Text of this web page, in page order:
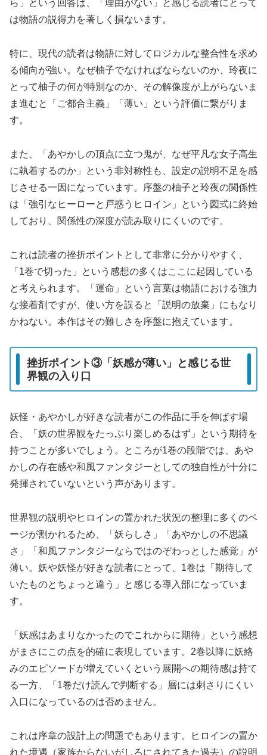
ら」という回答は、「理由がない」と感じる読者にとって
は物語の説得力を著しく損ないます。
特に、現代の読者は物語に対してロジカルな整合性を求め
る傾向が強い。なぜ柚子でなければならないのか、玲夜に
とって柚子の何が特別なのか、その解像度が上がらないま
ま進むと「ご都合主義」「薄い」という評価に繋がりま
す。
また、「あやかしの頂点に立つ鬼が、なぜ平凡な女子高生
に執着するのか」という非対称性も、設定の説明不足を感
じさせる一因になっています。序盤の柚子と玲夜の関係性
は「強引なヒーローと戸惑うヒロイン」という図式に終始
しており、関係性の深度が読み取りにくいのです。
これは読者の挫折ポイントとして非常に分かりやすく、
「1巻で切った」という感想の多くはここに起因している
と考えられます。「運命」という言葉は物語における強力
な接着剤ですが、使い方を誤ると「説明の放棄」にもなり
かねない。本作はその難しさを序盤に抱えています。
挫折ポイント③「妖感が薄い」と感じる世
界観の入り口
妖怪・あやかしが好きな読者がこの作品に手を伸ばす場
合、「妖の世界観をたっぷり楽しめるはず」という期待を
持つことが多いでしょう。ところが1巻の段階では、あや
かしの存在感や和風ファンタジーとしての独自性が十分に
発揮されていないという声があります。
世界観の説明やヒロインの置かれた状況の整理に多くのペ
ージが割かれるため、「妖らしさ」「あやかしの不思議
さ」「和風ファンタジーならではのぞわっとした感覚」が
薄い。妖や妖怪が好きな読者にとって、1巻は「期待して
いたものとちょっと違う」と感じる導入部になっていま
す。
「妖感はあまりなかったのでこれからに期待」という感想
がまさにこの点を的確に表現しています。2巻以降に妖絡
みのエピソードが増えていくという展開への期待感は持て
る一方、「1巻だけ読んで判断する」層には刺さりにくい
入口になっているのは否めません。
これは序章の設計上の問題でもあります。ヒロインの置か
れた境遇（家族からないがしろにされてきた過去）の説明